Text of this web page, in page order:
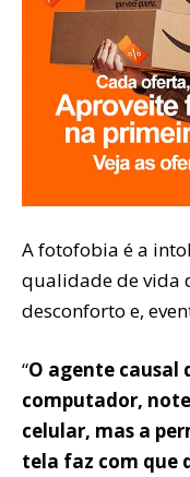
A fotofobia é a
qualidade de vida
desconforto e,
“O agente causal
computador,
celular, mas a
tela faz com que